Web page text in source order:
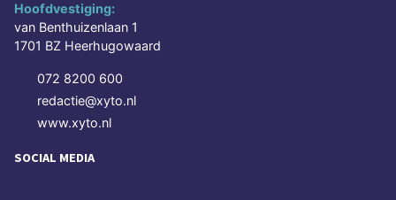
Hoofdvestiging:
van Benthuizenlaan 1
1701 BZ Heerhugowaard
072 8200 600
redactie@xyto.nl
www.xyto.nl
SOCIAL MEDIA